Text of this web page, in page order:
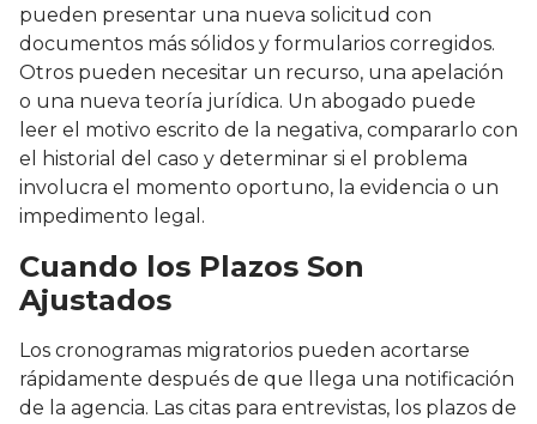
pueden presentar una nueva solicitud con
documentos más sólidos y formularios corregidos.
Otros pueden necesitar un recurso, una apelación
o una nueva teoría jurídica. Un abogado puede
leer el motivo escrito de la negativa, compararlo con
el historial del caso y determinar si el problema
involucra el momento oportuno, la evidencia o un
impedimento legal.
Cuando los Plazos Son
Ajustados
Los cronogramas migratorios pueden acortarse
rápidamente después de que llega una notificación
de la agencia. Las citas para entrevistas, los plazos de